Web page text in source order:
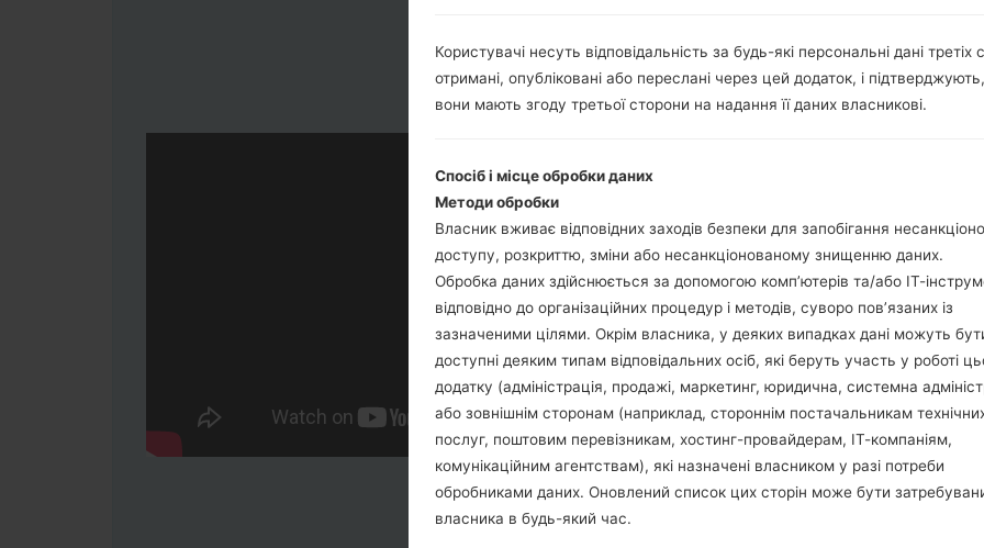
Інструкції
(Вибрати 5 файл
AP: "System &
CP: "Modem &
CSC_***: "Country &
HOME_CSC_***:
Додайте усі файли у
Якщо ви хочете
заводських
випадку виберіть
даних.
Тепер вимкніть
Користувачі несуть відповідальність за будь-які персональні дані третіх
отримані, опубліковані або переслані через цей додаток, і
вони мають згоду третьої сторони на надання її даних власникові.
Спосіб і місце обробки даних
Методи обробки
Власник вживає відповідних заходів безпеки для запобігання
доступу, розкриттю, зміни або несанкціонованому знищенню даних.
Обробка даних здійснюється за допомогою комп’ютерів та/або ІТ-
відповідно до організаційних процедур і методів, суворо пов’язаних із
зазначеними цілями. Окрім власника, у деяких випадках дані можуть
доступні деяким типам відповідальних осіб, які беруть участь у роботі
додатку (адміністрація, продажі, маркетинг, юридична, системна
або зовнішнім сторонам (наприклад, стороннім постачальникам
послуг, поштовим перевізникам, хостинг-провайдерам, ІТ-компаніям,
комунікаційним агентствам), які назначені власником у разі потреби
обробниками даних. Оновлений список цих сторін може бути
власника в будь-який час.